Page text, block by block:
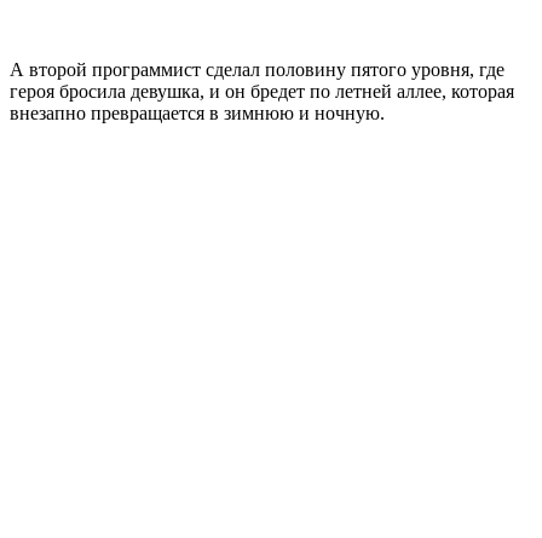
А второй программист сделал половину пятого уровня, где
героя бросила девушка, и он бредет по летней аллее, которая
внезапно превращается в зимнюю и ночную.